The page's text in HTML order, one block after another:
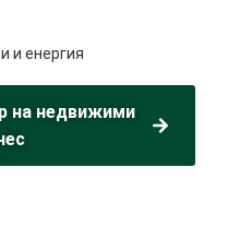
и енергия
на недвижими